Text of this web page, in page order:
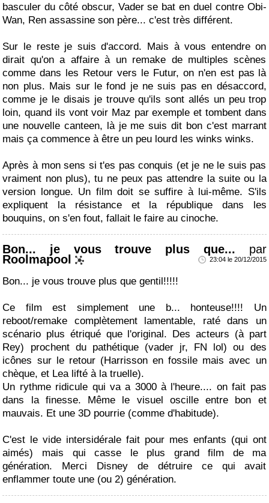
basculer du côté obscur, Vader se bat en duel contre Obi-
Wan, Ren assassine son père... c'est très différent.
Sur le reste je suis d'accord. Mais à vous entendre on
dirait qu'on a affaire à un remake de multiples scènes
comme dans les Retour vers le Futur, on n'en est pas là
non plus. Mais sur le fond je ne suis pas en désaccord,
comme je le disais je trouve qu'ils sont allés un peu trop
loin, quand ils vont voir Maz par exemple et tombent dans
une nouvelle canteen, là je me suis dit bon c'est marrant
mais ça commence à être un peu lourd les winks winks.
Après à mon sens si t'es pas conquis (et je ne le suis pas
vraiment non plus), tu ne peux pas attendre la suite ou la
version longue. Un film doit se suffire à lui-même. S'ils
expliquent la résistance et la république dans les
bouquins, on s'en fout, fallait le faire au cinoche.
Bon... je vous trouve plus que... par
Roolmapool 23:04 le 20/12/2015
Bon... je vous trouve plus que gentil!!!!!
Ce film est simplement une b... honteuse!!!! Un
reboot/remake complètement lamentable, raté dans un
scénario plus étriqué que l'original. Des acteurs (à part
Rey) prochent du pathétique (vader jr, FN lol) ou des
icônes sur le retour (Harrisson en fossile mais avec un
chèque, et Lea lifté à la truelle).
Un rythme ridicule qui va a 3000 à l'heure.... on fait pas
dans la finesse. Même le visuel oscille entre bon et
mauvais. Et une 3D pourrie (comme d'habitude).
C'est le vide intersidérale fait pour mes enfants (qui ont
aimés) mais qui casse le plus grand film de ma
génération. Merci Disney de détruire ce qui avait
enflammer toute une (ou 2) génération.